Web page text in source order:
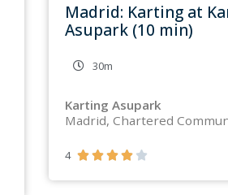
Madrid: Karting at
Asupark (10 min)
30m
Karting Asupark
Madrid, Chartered
4     